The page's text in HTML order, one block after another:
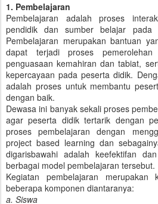
1. Pembelajaran
Pembelajaran adalah proses
pendidik dan sumber belajar pada
Pembelajaran merupakan bantuan
dapat terjadi proses
penguasaan kemahiran dan tabiat,
kepercayaan pada peserta didik.
adalah proses untuk membantu
dengan baik.
Dewasa ini banyak sekali proses
agar peserta didik tertarik dengan
proses pembelajaran dengan
project based learning dan
digarisbawahi adalah keefektifan
berbagai model pembelajaran tersebut.
Kegiatan pembelajaran merupakan
beberapa komponen diantaranya:
a. Siswa